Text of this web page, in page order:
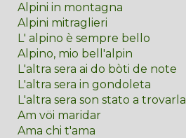
Alpini in montagna
Alpini mitraglieri
L' alpino è sempre bello
Alpino, mio bell'alpin
L'altra sera ai do bòti de note
L'altra sera in gondoleta
L'altra sera son stato a trovarla
Am vöi maridar
Ama chi t'ama